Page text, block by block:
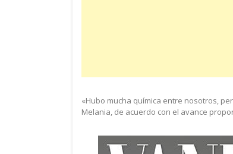
«Hubo mucha química entre nosotros,
Melania, de acuerdo con el avance